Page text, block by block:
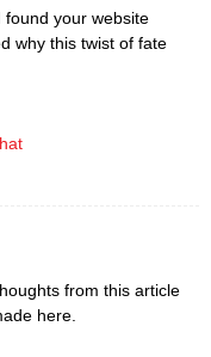
found your website
why this twist of fate
from this article
here.